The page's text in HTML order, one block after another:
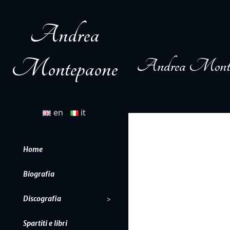
Andrea
Montepaone
en it
Home
Biografia
Discografia
Spartiti e libri
Andrea